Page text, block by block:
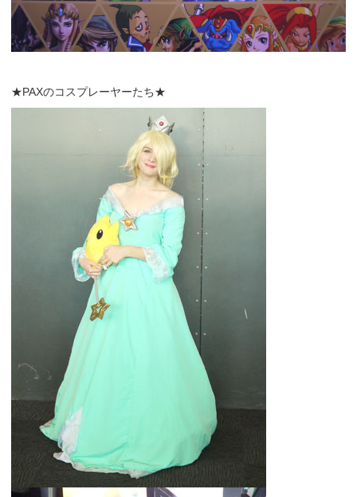
★PAXのコスプレーヤーたち★